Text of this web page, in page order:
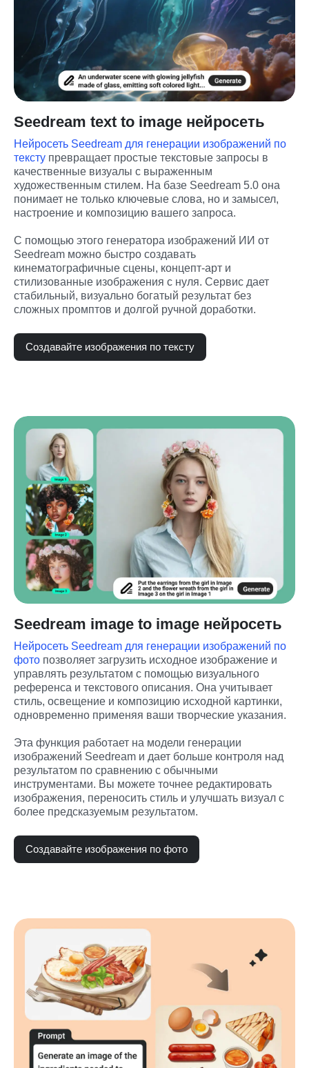
Seedream text to image нейросеть
Нейросеть Seedream для генерации изображений по
тексту превращает простые текстовые запросы в
качественные визуалы с выраженным
художественным стилем. На базе Seedream 5.0 она
понимает не только ключевые слова, но и замысел,
настроение и композицию вашего запроса.
С помощью этого генератора изображений ИИ от
Seedream можно быстро создавать
кинематографичные сцены, концепт-арт и
стилизованные изображения с нуля. Сервис дает
стабильный, визуально богатый результат без
сложных промптов и долгой ручной доработки.
Создавайте изображения по тексту
Seedream image to image нейросеть
Нейросеть Seedream для генерации изображений по
фото позволяет загрузить исходное изображение и
управлять результатом с помощью визуального
референса и текстового описания. Она учитывает
стиль, освещение и композицию исходной картинки,
одновременно применяя ваши творческие указания.
Эта функция работает на модели генерации
изображений Seedream и дает больше контроля над
результатом по сравнению с обычными
инструментами. Вы можете точнее редактировать
изображения, переносить стиль и улучшать визуал с
более предсказуемым результатом.
Создавайте изображения по фото